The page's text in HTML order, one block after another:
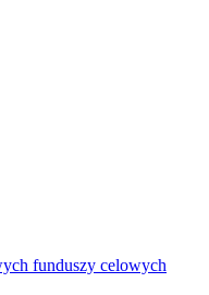
funduszy celowych